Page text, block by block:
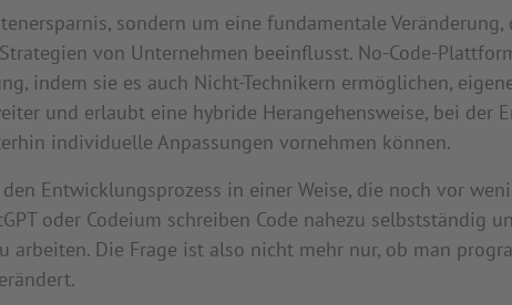
sondern um eine fundamentale Veränderung,
von Unternehmen beeinflusst. No-Code-
indem sie es auch Nicht-Technikern ermöglichen,
und erlaubt eine hybride Herangehensweise, bei der
individuelle Anpassungen vornehmen können.
Entwicklungsprozess in einer Weise, die noch vor
oder Codeium schreiben Code nahezu selbstständig
Die Frage ist also nicht mehr nur, ob man